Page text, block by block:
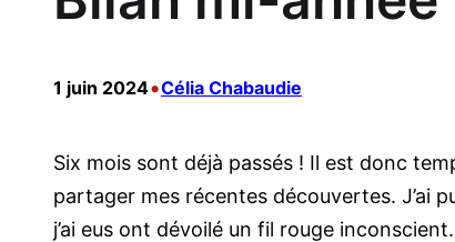
1 juin 2024•Célia Chabaudie
Six mois sont déjà passés ! Il est donc
partager mes récentes découvertes. J’ai
j’ai eus ont dévoilé un fil rouge